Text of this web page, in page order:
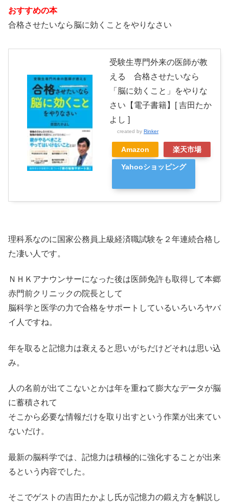
おすすめの本
合格させたいなら脳に効くことをやりなさい
受験生専門外来の医師が教
える 合格させたいなら
「脳に効くこと」をやりな
さい【電子書籍】[ 吉田たか
よし ]
created by Rinker
Amazon 楽天市場
Yahooショッピング
理科系なのに国家公務員上級経済職試験を２年連続合格し
た凄い人です。
ＮＨＫアナウンサーになった後は医師免許も取得して本郷
赤門前クリニックの院長として
脳科学と医学の力で合格をサポートしているいろいろヤバ
イ人ですね。
年を取ると記憶力は衰えると思いがちだけどそれは思い込
み。
人の名前が出てこないとかは年を重ねて膨大なデータが脳
に蓄積されて
そこから必要な情報だけを取り出すという作業が出来てい
ないだけ。
最新の脳科学では、記憶力は積極的に強化することが出来
るという内容でした。
そこでゲストの吉田たかよし氏が記憶力の鍛え方を解説し